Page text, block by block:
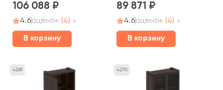
106 088
4.6оценок (4)
В корзину
89 871
4.6оценок (4)
В корзину
4269 4270